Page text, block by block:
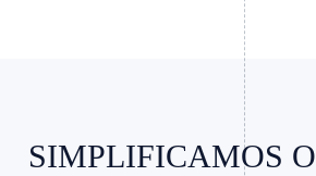
SIMPLIFICAMOS O